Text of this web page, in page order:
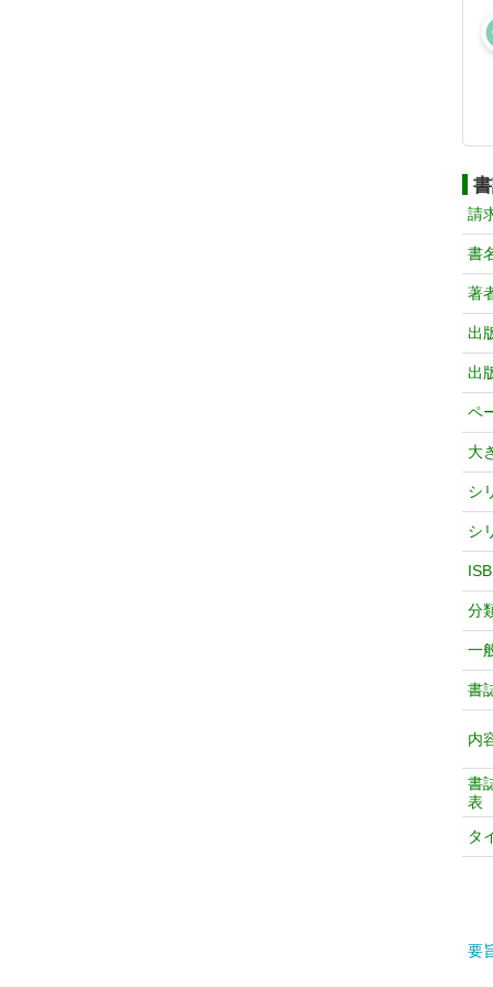
請
書
著
出
出
ペ
大
シ
シ
分
一
書
内
書
表
タ
要